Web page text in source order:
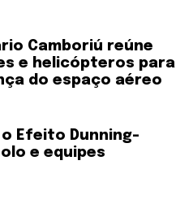
Camboriú reúne
e helicópteros para
do espaço aéreo
Efeito Dunning-
e equipes